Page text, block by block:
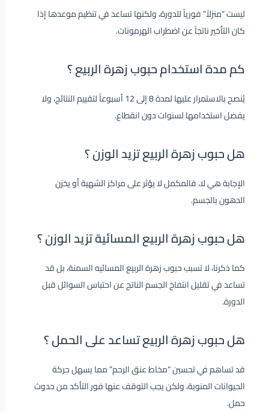
ليست “منزلاً” فورياً للدورة، ولكنها تساعد في تنظيم موعدها إذا
كان التأخير ناتجاً عن اضطراب الهرمونات.
كم مدة استخدام حبوب زهرة الربيع ؟
يُنصح بالاستمرار عليها لمدة 8 إلى 12 أسبوعاً لتقييم النتائج، ولا
يفضل استخدامها لسنوات دون انقطاع.
هل حبوب زهرة الربيع تزيد الوزن ؟
الإجابة هي لا، فالمكمل لا يؤثر على مراكز الشهية أو يخزن
الدهون بالجسم.
هل حبوب زهرة الربيع المسائية تزيد الوزن ؟
كما ذكرنا، لا تسبب حبوب زهرة الربيع المسائيه السمنة، بل قد
تساعد في تقليل انتفاخ الجسم الناتج عن احتباس السوائل قبل
الدورة.
هل حبوب زهرة الربيع تساعد على الحمل ؟
قد تساهم في تحسين “مخاط عنق الرحم” مما يسهل حركة
الحيوانات المنوية، ولكن يجب التوقف عنها فور التأكد من حدوث
حمل.